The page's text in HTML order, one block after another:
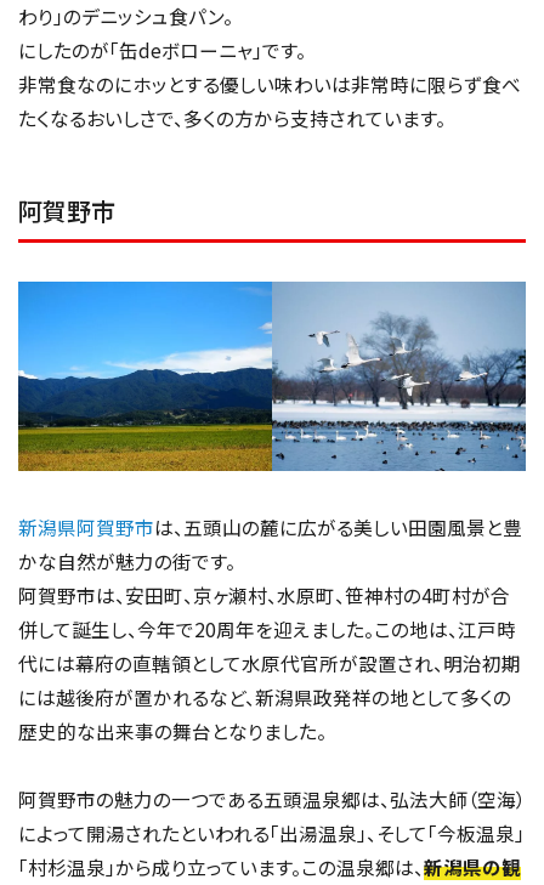
わり」のデニッシュ食パン。
にしたのが「缶deボローニャ」です。
非常食なのにホッとする優しい味わいは非常時に限らず食べ
たくなるおいしさで、多くの方から支持されています。
阿賀野市
新潟県阿賀野市は、五頭山の麓に広がる美しい田園風景と豊
かな自然が魅力の街です。
阿賀野市は、安田町、京ヶ瀬村、水原町、笹神村の4町村が合
併して誕生し、今年で20周年を迎えました。この地は、江戸時
代には幕府の直轄領として水原代官所が設置され、明治初期
には越後府が置かれるなど、新潟県政発祥の地として多くの
歴史的な出来事の舞台となりました。
阿賀野市の魅力の一つである五頭温泉郷は、弘法大師（空海）
によって開湯されたといわれる「出湯温泉」、そして「今板温泉」
「村杉温泉」から成り立っています。この温泉郷は、新潟県の観